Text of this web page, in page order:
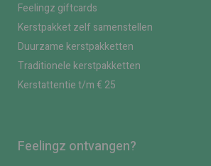
Feelingz giftcards
Kerstpakket zelf samenstellen
Duurzame kerstpakketten
Traditionele kerstpakketten
Kerstattentie t/m € 25
Feelingz ontvangen?